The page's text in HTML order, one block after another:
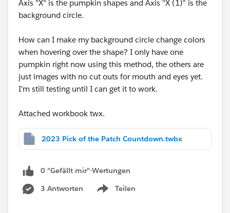
Axis "X" is the pumpkin shapes and Axis "X (1)" is the
background circle.
How can I make my background circle change colors
when hovering over the shape? I only have one
pumpkin right now using this method, the others are
just images with no cut outs for mouth and eyes yet.
I'm still testing until I can get it to work.
Attached workbook twx.
2023 Pick of the Patch Countdown.twbx
0 "Gefällt mir"-Wertungen
3 Antworten
Teilen
Show menu